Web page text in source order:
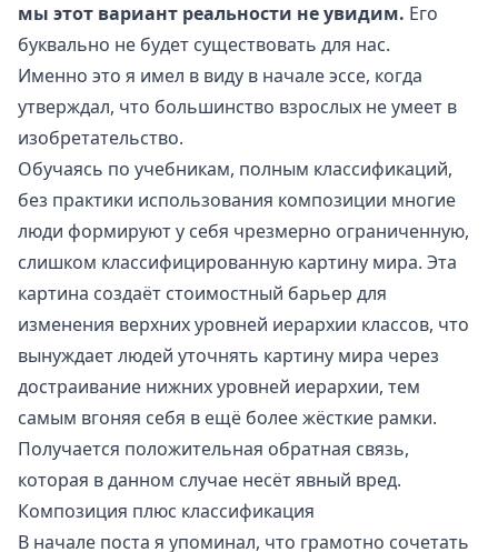
мы этот вариант реальности не увидим. Его
буквально не будет существовать для нас.
Именно это я имел в виду в начале эссе, когда
утверждал, что большинство взрослых не умеет в
изобретательство.
Обучаясь по учебникам, полным классификаций,
без практики использования композиции многие
люди формируют у себя чрезмерно ограниченную,
слишком классифицированную картину мира. Эта
картина создаёт стоимостный барьер для
изменения верхних уровней иерархии классов, что
вынуждает людей уточнять картину мира через
достраивание нижних уровней иерархии, тем
самым вгоняя себя в ещё более жёсткие рамки.
Получается положительная обратная связь,
которая в данном случае несёт явный вред.
Композиция плюс классификация
В начале поста я упоминал, что грамотно сочетать